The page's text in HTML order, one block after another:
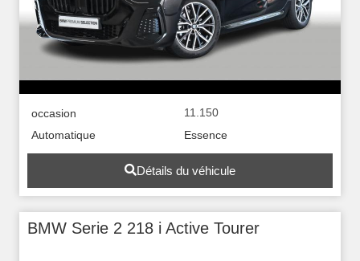
occasion
11.150
Automatique
Essence
Détails du véhicule
BMW Serie 2 218 i Active Tourer